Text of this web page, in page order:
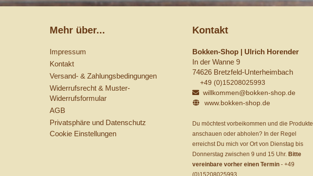
Mehr über...
Impressum
Kontakt
Versand- & Zahlungsbedingungen
Widerrufsrecht & Muster-
Widerrufsformular
AGB
Privatsphäre und Datenschutz
Cookie Einstellungen
Kontakt
Bokken-Shop | Ulrich Horender
In der Wanne 9
74626 Bretzfeld-Unterheimbach
+49 (0)15208025993
willkommen@bokken-shop.de
www.bokken-shop.de
Du möchtest vorbeikommen und die Produkte
anschauen oder abholen? In der Regel
erreichst Du mich vor Ort von Dienstag bis
Donnerstag zwischen 9 und 15 Uhr. Bitte
vereinbare vorher einen Termin- +49
(0)15208025993